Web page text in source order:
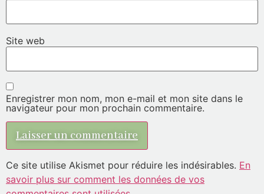
Site web
Enregistrer mon nom, mon e-mail et mon site dans le
navigateur pour mon prochain commentaire.
Ce site utilise Akismet pour réduire les indésirables. En
savoir plus sur comment les données de vos